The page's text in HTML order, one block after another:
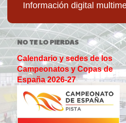
Información digital
NO TE LO PIERDAS
Calendario y sedes de los
Campeonatos y Copas de
España 2026-27